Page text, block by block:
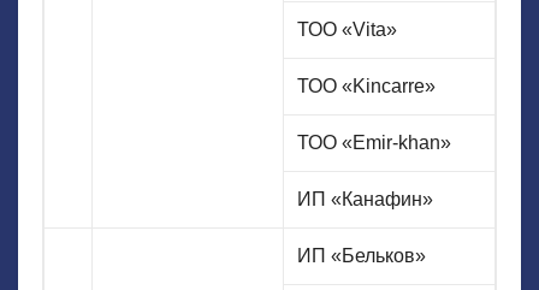
ТОО «Vita»
ТОО «Kincarre»
ТОО «Emir-khan»
ИП «Канафин»
ИП «Бельков»